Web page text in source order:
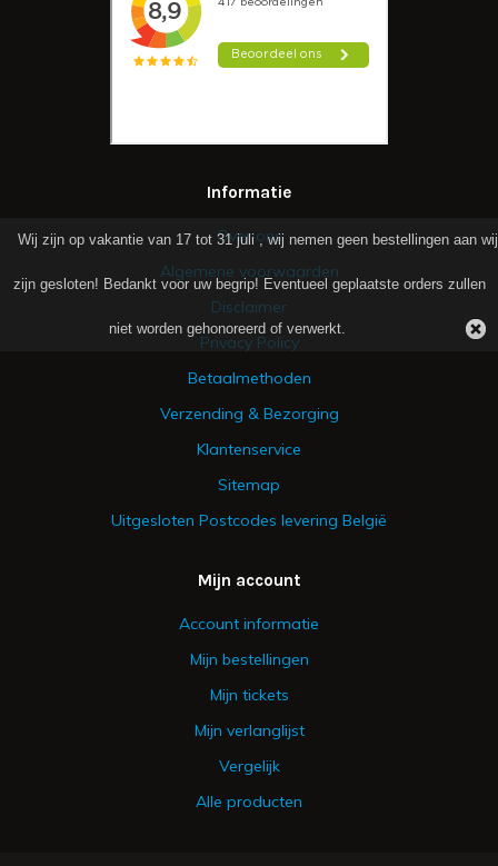
Wij zijn op vakantie van 17 tot 31 juli , wij nemen geen bestellingen aan wij
zijn gesloten! Bedankt voor uw begrip! Eventueel geplaatste orders zullen
niet worden gehonoreerd of verwerkt.
Informatie
Over ons
Algemene voorwaarden
Disclaimer
Privacy Policy
Betaalmethoden
Verzending & Bezorging
Klantenservice
Sitemap
Uitgesloten Postcodes levering België
Mijn account
Account informatie
Mijn bestellingen
Mijn tickets
Mijn verlanglijst
Vergelijk
Alle producten